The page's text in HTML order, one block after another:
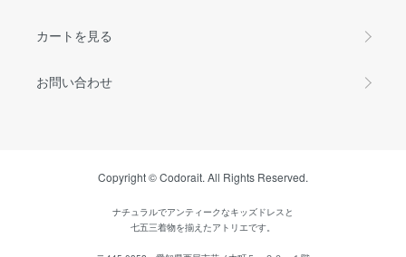
カートを見る
お問い合わせ
Copyright © Codorait. All Rights Reserved.
ナチュラルでアンティークなキッズドレスと
七五三着物を揃えたアトリエです。